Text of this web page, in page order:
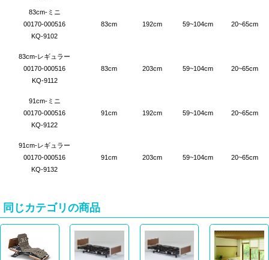
83cm-ミニ
83cm
192cm 59~104cm 20~65cm
00170-000516
KQ-9102
83cm-レギュラー
83cm
203cm 59~104cm 20~65cm
00170-000516
KQ-9112
91cm-ミニ
91cm
192cm 59~104cm 20~65cm
00170-000516
KQ-9122
91cm-レギュラー
91cm
203cm 59~104cm 20~65cm
00170-000516
KQ-9132
同じカテゴリの商品